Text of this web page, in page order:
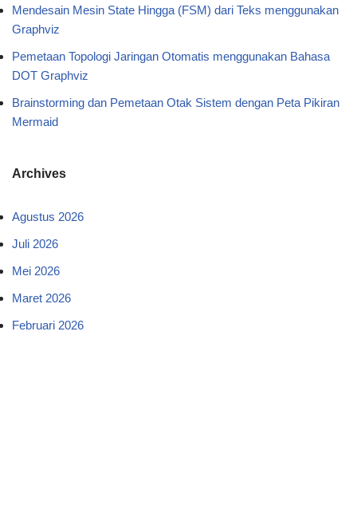
Mendesain Mesin State Hingga (FSM) dari Teks menggunakan
Graphviz
Pemetaan Topologi Jaringan Otomatis menggunakan Bahasa
DOT Graphviz
Brainstorming dan Pemetaan Otak Sistem dengan Peta Pikiran
Mermaid
Archives
Agustus 2026
Juli 2026
Mei 2026
Maret 2026
Februari 2026